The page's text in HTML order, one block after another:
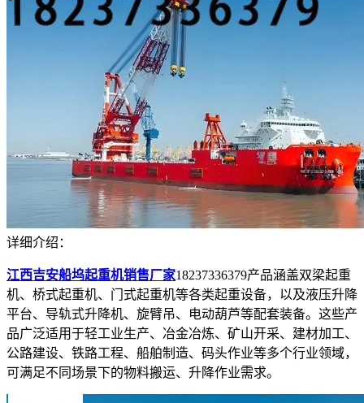
详细介绍：
江西吉安船坞起重机销售厂家18237336379产品涵盖双梁起重
机、桥式起重机、门式起重机等各类起重设备，以及液压升降
平台、导轨式升降机、旋臂吊、电动葫芦等配套装备。这些产
品广泛适用于轻工业生产、冶金冶炼、矿山开采、建材加工、
公路建设、铁路工程、船舶制造、码头作业等多个行业领域，
可满足不同场景下的物料搬运、升降作业需求。